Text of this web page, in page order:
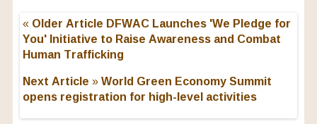
« Older Article DFWAC Launches 'We Pledge for
You' Initiative to Raise Awareness and Combat
Human Trafficking
Next Article »World Green Economy Summit
opens registration for high-level activities